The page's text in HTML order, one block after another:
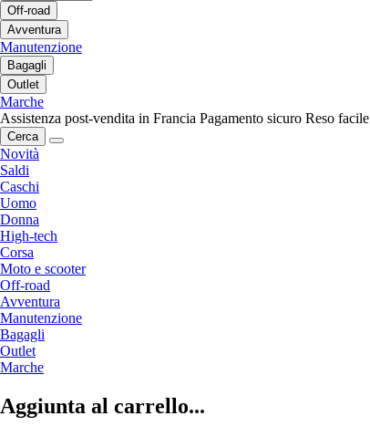
Off-road
Avventura
Manutenzione
Bagagli
Outlet
Marche
Assistenza post-vendita in Francia Pagamento sicuro Reso facile
Cerca
Novità
Saldi
Caschi
Uomo
Donna
High-tech
Corsa
Moto e scooter
Off-road
Avventura
Manutenzione
Bagagli
Outlet
Marche
Aggiunta al carrello...